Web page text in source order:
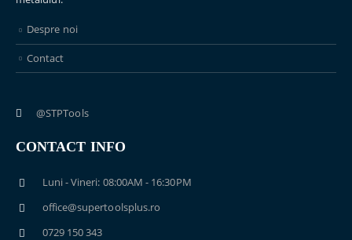
Despre noi
Contact
@STPTools
CONTACT INFO
Luni - Vineri: 08:00AM - 16:30PM
office@supertoolsplus.ro
0729 150 343